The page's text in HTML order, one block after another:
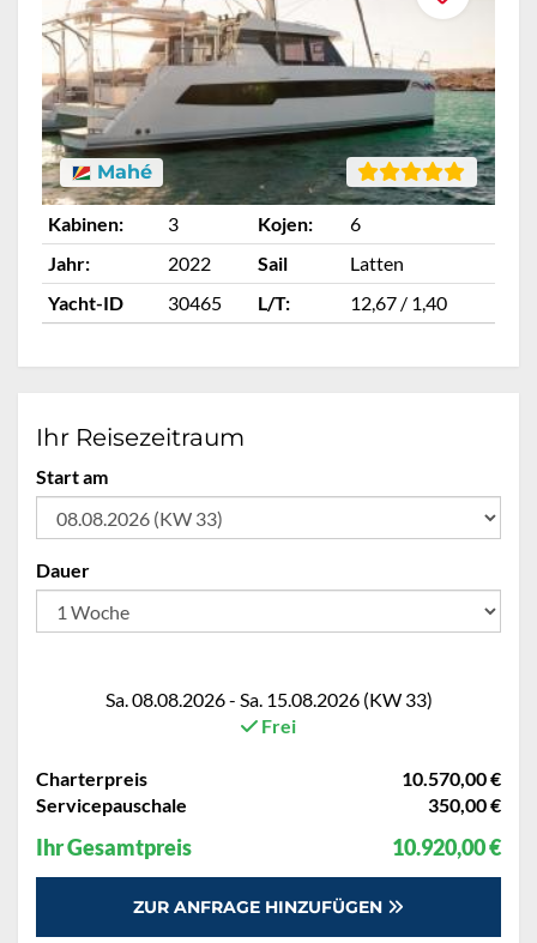
Mahé
Kabinen: 3 Kojen:
6
Jahr:
2022 Sail
Latten
Yacht-ID
30465 L/T: 12,67 / 1,40
Ihr Reisezeitraum
Start am
Dauer
Sa. 08.08.2026 - Sa. 15.08.2026 (KW 33)
Frei
Charterpreis
10.570,00 €
Servicepauschale
350,00 €
Ihr Gesamtpreis 10.920,00 €
ZUR ANFRAGE HINZUFÜGEN